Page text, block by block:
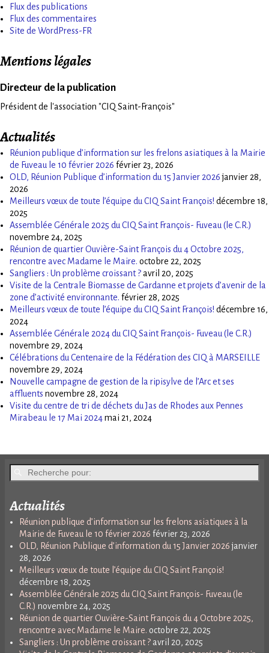
Flux des publications
Flux des commentaires
Site de WordPress-FR
Mentions légales
Directeur de la publication
Président de l'association "CIQ Saint-François"
Actualités
Réunion publique d’information sur les frelons asiatiques à la Mairie
de Fuveau le 10 février 2026 février 23, 2026
OLD, Réunion Publique d’information du 15 Janvier 2026 janvier 28,
2026
Meilleurs vœux de toute l’équipe du CIQ Saint François! décembre 18,
2025
Assemblée Générale 2025 du CIQ Saint François- Fuveau (le C.R.)
novembre 24, 2025
Réunion de quartier Ouvière-Saint François du 4 Octobre 2025,
rencontre avec Madame le Maire. octobre 22, 2025
Sangliers : Un problème croissant ?avril 20, 2025
Visite de la Centrale Biomasse de Gardanne et projets d’avenir de la
zone d’activité environnante. février 28, 2025
Meilleurs vœux de toute l’équipe du CIQ Saint François! décembre 16,
2024
Assemblée Générale 2024 du CIQ Saint François- Fuveau (le C.R.)
novembre 29, 2024
Célébrations du Centenaire de la Fédération des CIQ à MARSEILLE
novembre 29, 2024
Nouvelle campagne de gestion de la ripisylve de l’Arc et ses
affluents novembre 28, 2024
Visite du centre de tri de déchets du Jas de Rhodes aux Pennes
Mirabeau le 17 Mai 2024mai 21, 2024
Actualités
Réunion publique d’information sur les frelons asiatiques à la
Mairie de Fuveau le 10 février 2026 février 23, 2026
OLD, Réunion Publique d’information du 15 Janvier 2026 janvier
28, 2026
Meilleurs vœux de toute l’équipe du CIQ Saint François!
décembre 18, 2025
Assemblée Générale 2025 du CIQ Saint François- Fuveau (le
C.R.) novembre 24, 2025
Réunion de quartier Ouvière-Saint François du 4 Octobre 2025,
rencontre avec Madame le Maire. octobre 22, 2025
Sangliers : Un problème croissant ? avril 20, 2025